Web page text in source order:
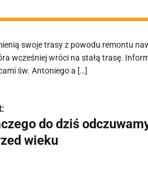
swoje trasy z powodu remontu
wcześniej wróci na stałą trasę.
św. Antoniego a […]
do dziś
wieku